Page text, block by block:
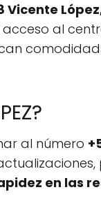
Vicente
al
al número
en las